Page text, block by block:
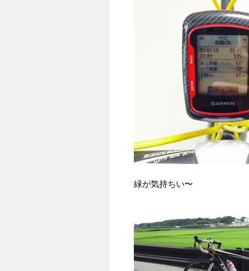
緑が気持ちい〜